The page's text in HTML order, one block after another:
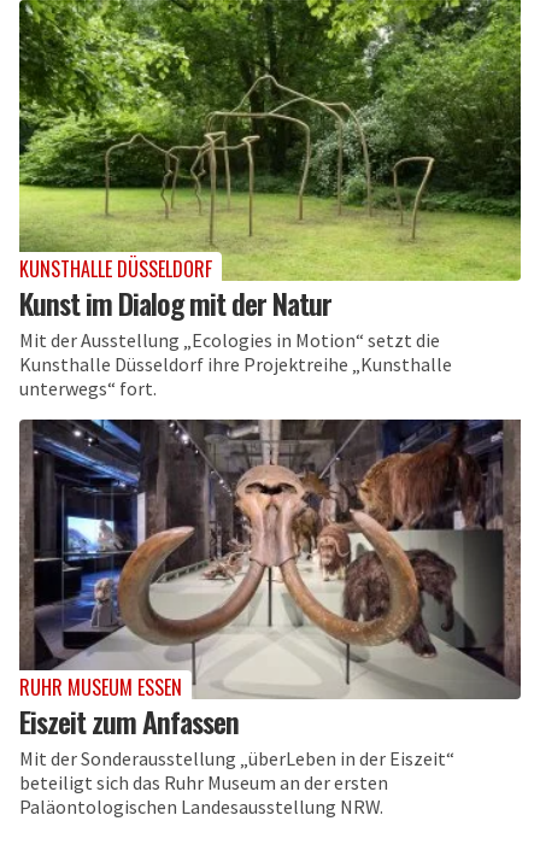
KUNSTHALLE DÜSSELDORF
Kunst im Dialog mit der Natur
Mit der Ausstellung „Ecologies in Motion“ setzt die
Kunsthalle Düsseldorf ihre Projektreihe „Kunsthalle
unterwegs“ fort.
RUHR MUSEUM ESSEN
Eiszeit zum Anfassen
Mit der Sonderausstellung „überLeben in der Eiszeit“
beteiligt sich das Ruhr Museum an der ersten
Paläontologischen Landesausstellung NRW.